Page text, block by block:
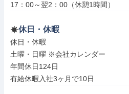
17：00～翌2：00（休憩1時間）
休日・休暇
休日・休暇
土曜・日曜 ※会社カレンダー
年間休日124日
有給休暇入社3ヶ月で10日